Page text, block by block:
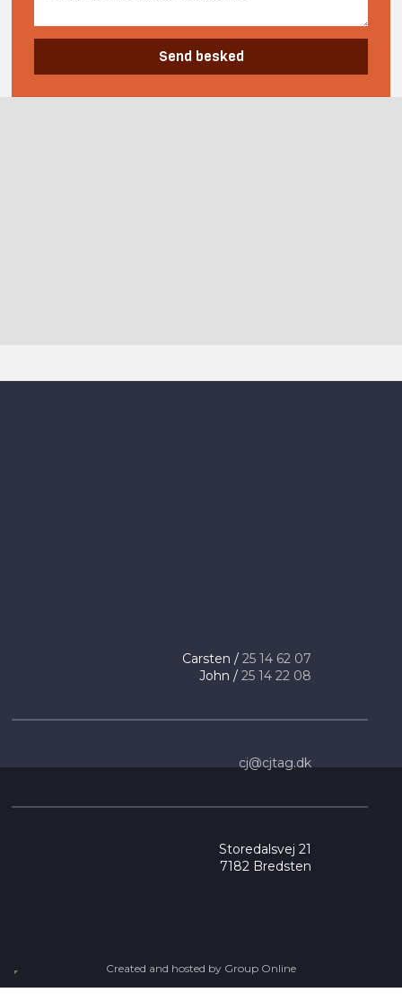
​Carsten /25 14 ​62 07
​ John /25 14 22 08
cj@cjtag.dk
Storedalsvej 21
7182 Bredsten
Created and hosted by Group Online